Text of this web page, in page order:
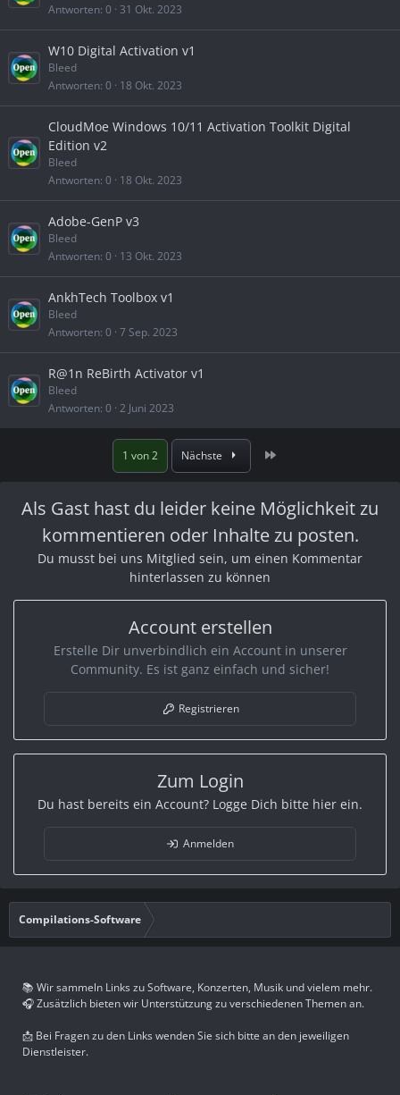
Antworten 0 31 Okt. 2023
W10 Digital Activation v1
Bleed
Antworten 0 18 Okt. 2023
CloudMoe Windows 10/11 Activation Toolkit Digital
Edition v2
Bleed
Antworten 0 18 Okt. 2023
Adobe-GenP v3
Bleed
Antworten 0 13 Okt. 2023
AnkhTech Toolbox v1
Bleed
Antworten 0 7 Sep. 2023
R@1n ReBirth Activator v1
Bleed
Antworten 0 2 Juni 2023
1 von 2 Nächste
Als Gast hast du leider keine Möglichkeit zu
kommentieren oder Inhalte zu posten.
Du musst bei uns Mitglied sein, um einen Kommentar
hinterlassen zu können
Account erstellen
Erstelle Dir unverbindlich ein Account in unserer
Community. Es ist ganz einfach und sicher!
Registrieren
Zum Login
Du hast bereits ein Account? Logge Dich bitte hier ein.
Anmelden
Compilations-Software
📚 Wir sammeln Links zu Software, Konzerten, Musik und vielem mehr.
🎧 Zusätzlich bieten wir Unterstützung zu verschiedenen Themen an.
📩 Bei Fragen zu den Links wenden Sie sich bitte an den jeweiligen
Dienstleister.